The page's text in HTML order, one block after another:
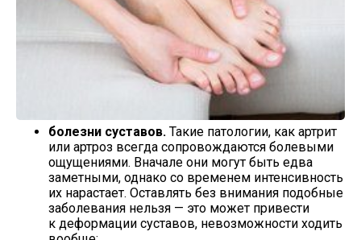
болезни суставов. Такие патологии, как артрит
или артроз всегда сопровождаются болевыми
ощущениями. Вначале они могут быть едва
заметными, однако со временем интенсивность
их нарастает. Оставлять без внимания подобные
заболевания нельзя — это может привести
к деформации суставов, невозможности ходить